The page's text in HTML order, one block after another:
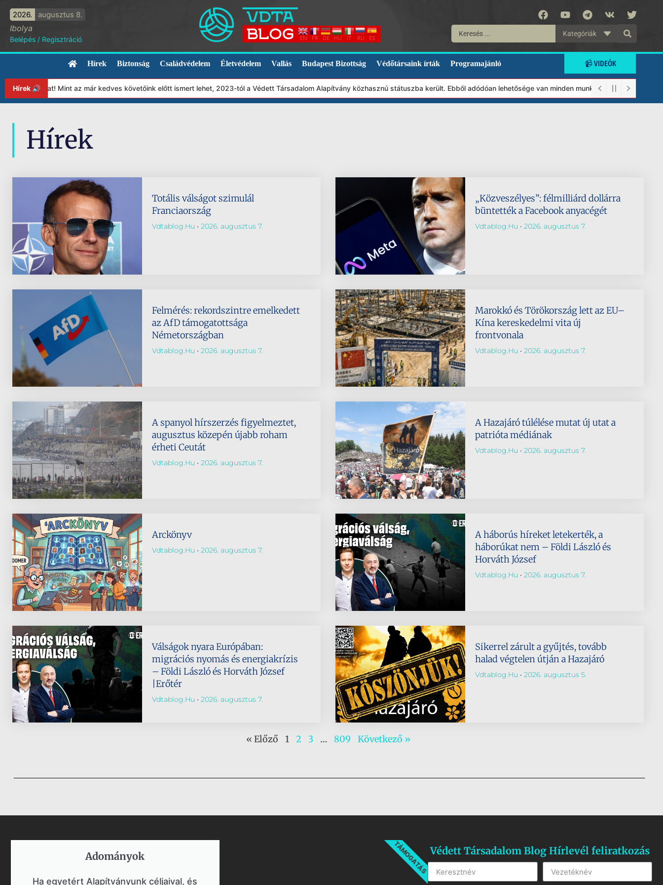
2026. augusztus 8.
Ibolya
Belépés / Regisztráció EN FR DE HU IT RU ES
Kategóriák
Hírek Biztonság Családvédelem Életvédelem Vallás Budapest Bizottság Védőtársaink írták Programajánló 📹 VIDEÓK
Hírek 🔊 Mint az már kedves követőink előtt ismert lehet, 2023-tól a Védett Társadalom Alapítvány közhasznú státuszba került. Ebből adódóan lehetősége van minden munkánkat segíteni
Hírek
Totális válságot szimulál
Franciaország
Vdtablog.hu 2026. augusztus 7.
„Közveszélyes”: félmilliárd dollárra
büntették a Facebook anyacégét
Vdtablog.hu 2026. augusztus 7.
Felmérés: rekordszintre emelkedett
az AfD támogatottsága
Németországban
Vdtablog.hu 2026. augusztus 7.
Marokkó és Törökország lett az EU–
Kína kereskedelmi vita új
frontvonala
Vdtablog.hu 2026. augusztus 7.
A spanyol hírszerzés figyelmeztet,
augusztus közepén újabb roham
érheti Ceutát
Vdtablog.hu 2026. augusztus 7.
A Hazajáró túlélése mutat új utat a
patrióta médiának
Vdtablog.hu 2026. augusztus 7.
Arckönyv
Vdtablog.hu 2026. augusztus 7.
A háborús híreket letekerték, a
háborúkat nem – Földi László és
Horváth József
Vdtablog.hu 2026. augusztus 7.
Válságok nyara Európában:
migrációs nyomás és energiakrízis
– Földi László és Horváth József
|Erőtér
Vdtablog.hu 2026. augusztus 7.
Sikerrel zárult a gyűjtés, tovább
halad végtelen útján a Hazajáró
Vdtablog.hu 2026. augusztus 5.
« Előző 1 2 3 … 809 Következő »
Adományok​
Ha egyetért Alapítványunk céljaival, és
TÁMOGATÁSVédett Társadalom Blog Hírlevél feliratkozás